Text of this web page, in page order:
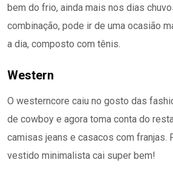
bem do frio, ainda mais nos dias
combinação, pode ir de uma ocasião
a dia, composto com tênis.
Western
O westerncore caiu no gosto das
de cowboy e agora toma conta do
camisas jeans e casacos com franjas.
vestido minimalista cai super bem!